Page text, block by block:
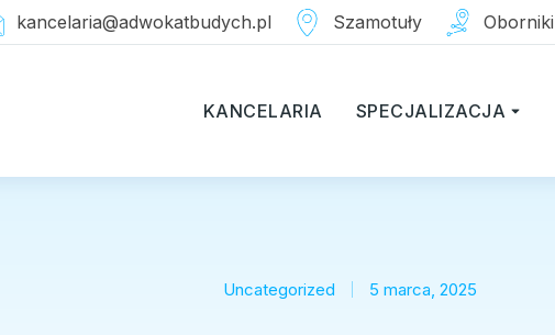
kancelaria@adwokatbudych.pl Szamotuły Oborniki
KANCELARIA SPECJALIZACJA
Uncategorized 5 marca, 2025